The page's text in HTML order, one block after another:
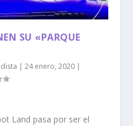
SU «PARQUE
|24 enero, 2020 |
Land pasa por ser el